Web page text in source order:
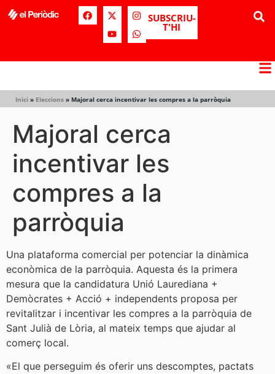
SUBSCRIU-
T'HI
Inici » Eleccions » Majoral cerca incentivar les compres a la parròquia
Majoral cerca
incentivar les
compres a la
parròquia
Una plataforma comercial per potenciar la dinàmica
econòmica de la parròquia. Aquesta és la primera
mesura que la candidatura Unió Laurediana +
Demòcrates + Acció + independents proposa per
revitalitzar i incentivar les compres a la parròquia de
Sant Julià de Lòria, al mateix temps que ajudar al
comerç local.
«El que perseguim és oferir uns descomptes, pactats